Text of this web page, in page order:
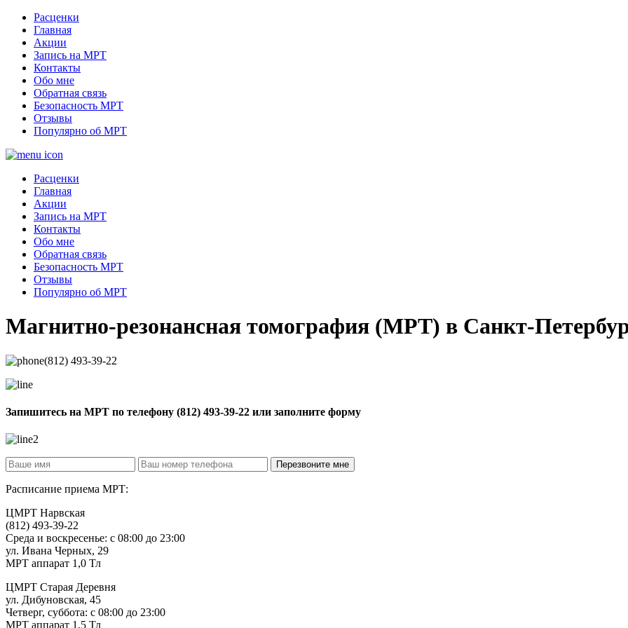
Расценки
Главная
Акции
Запись на МРТ
Контакты
Обо мне
Обратная связь
Безопасность МРТ
Отзывы
Популярно об МРТ
Расценки
Главная
Акции
Запись на МРТ
Контакты
Обо мне
Обратная связь
Безопасность МРТ
Отзывы
Популярно об МРТ
Магнитно-резонансная томография (МРТ) в Санкт-
(812) 493-39-22
Запишитесь на МРТ по телефону (812) 493-39-22 или заполните форму
Расписание приема МРТ:
ЦМРТ Нарвская
(812) 493-39-22
Среда и воскресенье: с 08:00 до 23:00
ул. Ивана Черных, 29
МРТ аппарат 1,0 Тл
ЦМРТ Старая Деревня
ул. Дибуновская, 45
Четверг, суббота: с 08:00 до 23:00
МРТ аппарат 1,5 Тл